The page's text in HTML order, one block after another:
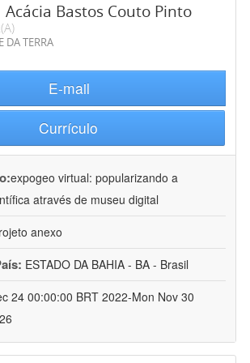
Acácia Bastos Couto Pinto
DA TERRA
E-mail
Currículo
expogeo virtual: popularizando a
através de museu digital
anexo
ESTADO DA BAHIA - BA - Brasil
24 00:00:00 BRT 2022-Mon Nov 30